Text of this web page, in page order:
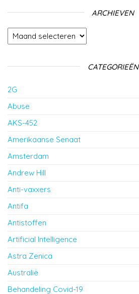
ARCHIEVEN
Archieven
CATEGORIEËN
2G
Abuse
AKS-452
Amerikaanse Senaat
Amsterdam
Andrew Hill
Anti-vaxxers
Antifa
Antistoffen
Artificial Intelligence
Astra Zenica
Australië
Behandeling Covid-19